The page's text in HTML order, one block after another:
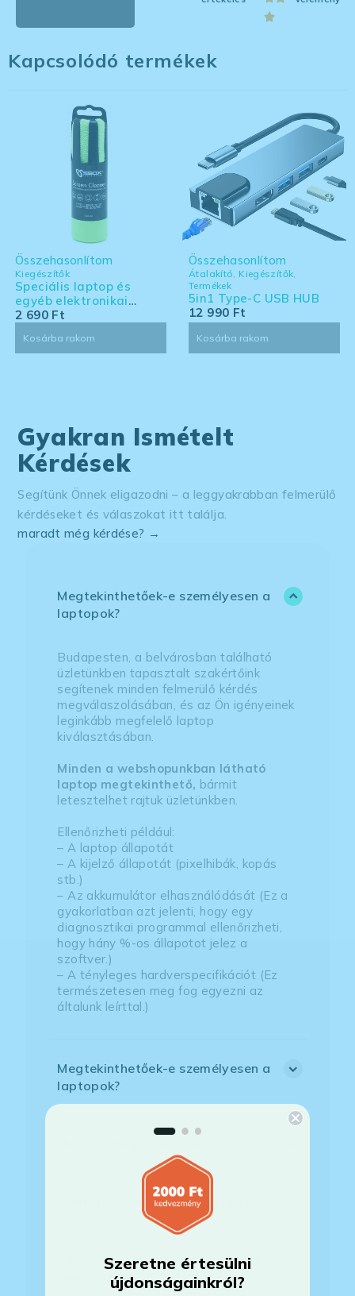
Kapcsolódó termékek
Kiegészítők
Speciális laptop és
egyéb elektronikai
eszköz tisztító készlet -
Összehasonlítom
2 690 Ft
Kosárba rakom
Átalakító, Kiegészítők,
Termékek
5in1 Type-C USB HUB
Összehasonlítom
12 990 Ft
Kosárba rakom
Gyakran Ismételt
Kérdések
Segítünk Önnek eligazodni – a leggyakrabban felmerülő
kérdéseket és válaszokat itt találja.
maradt még kérdése? →
Megtekinthetőek-e személyesen a
laptopok?
Budapesten, a belvárosban található
üzletünkben tapasztalt szakértőink
segítenek minden felmerülő kérdés
megválaszolásában, és az Ön igényeinek
leginkább megfelelő laptop
kiválasztásában.
Minden a webshopunkban látható
laptop megtekinthető, bármit
letesztelhet rajtuk üzletünkben.
Ellenőrizheti például:
– A laptop állapotát
– A kijelző állapotát (pixelhibák, kopás
stb.)
– Az akkumulátor elhasználódását (Ez a
gyakorlatban azt jelenti, hogy egy
diagnosztikai programmal ellenőrizheti,
hogy hány %-os állapotot jelez a
szoftver.)
– A tényleges hardverspecifikációt (Ez
természetesen meg fog egyezni az
általunk leírttal.)
Megtekinthetőek-e személyesen a
laptopok?
Mennyit használták a laptopot?
Az Önök által értékesített gépek
felújítottak?
Szeretne értesülni
újdonságainkról?